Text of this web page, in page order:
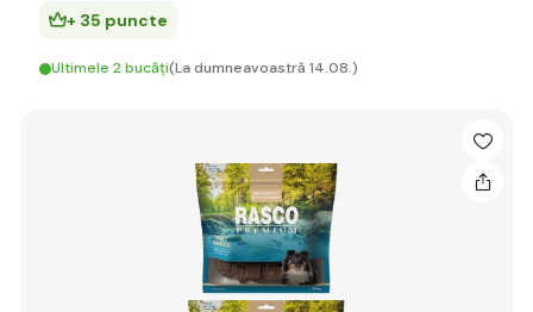
+ 35 puncte
Ultimele 2 bucăți(La dumneavoastră 14.08.)